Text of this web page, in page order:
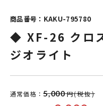
商品番号：KAKU-795780
◆ XF-26 クロ
ジオライト
通常価格： 5,000円(税抜)